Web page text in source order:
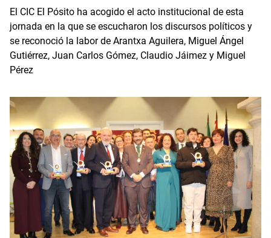
El CIC El Pósito ha acogido el acto institucional de esta
jornada en la que se escucharon los discursos políticos y
se reconoció la labor de Arantxa Aguilera, Miguel Ángel
Gutiérrez, Juan Carlos Gómez, Claudio Jáimez y Miguel
Pérez